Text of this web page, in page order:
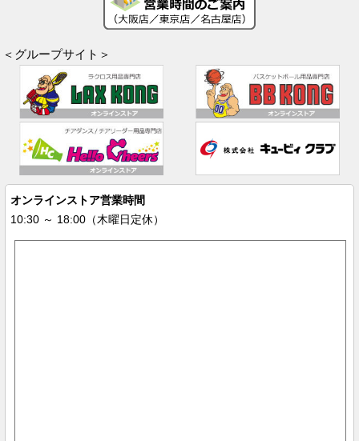
＜グループサイト＞
オンラインストア営業時間
10:30 ～ 18:00（木曜日定休）